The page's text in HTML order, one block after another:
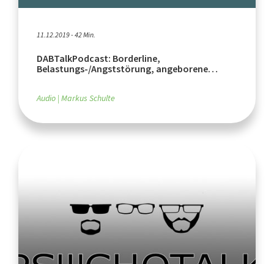
11.12.2019 - 42 Min.
DABTalkPodcast: Borderline,
Belastungs-/Angststörung, angeborene
Audio Markus Schulte